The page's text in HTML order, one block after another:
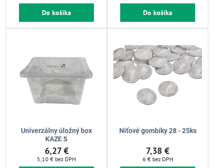
Do košíka Do košíka
Univerzálny úložný box
KAZE S
6,27 €
5,10 € bez DPH
Niťové gombíky 28 - 25ks
7,38 €
6 € bez DPH